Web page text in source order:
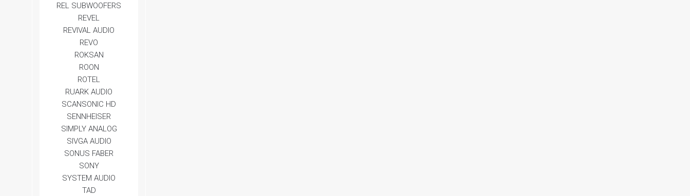
REL SUBWOOFERS
REVEL
REVIVAL AUDIO
REVO
ROKSAN
ROON
ROTEL
RUARK AUDIO
SCANSONIC HD
SENNHEISER
SIMPLY ANALOG
SIVGA AUDIO
SONUS FABER
SONY
SYSTEM AUDIO
TAD